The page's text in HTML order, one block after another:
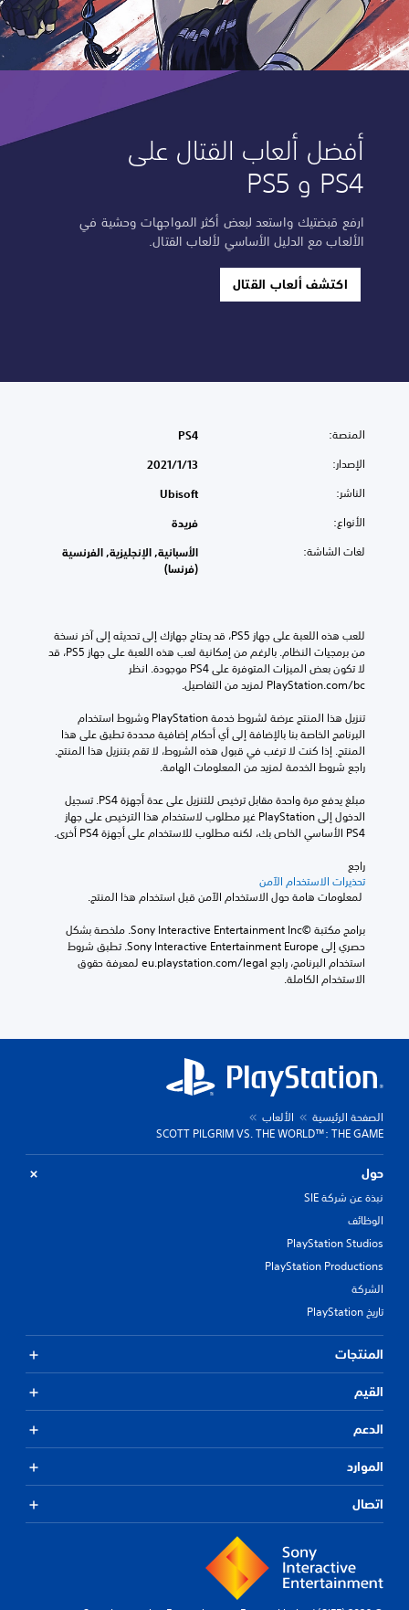
أفضل ألعاب القتال على
PS4 و PS5
ارفع قبضتيك واستعد لبعض أكثر المواجهات وحشية في
الألعاب مع الدليل الأساسي لألعاب القتال.
اكتشف ألعاب القتال
المنصة: PS4
الإصدار: 13‏/1‏/2021
الناشر: Ubisoft
الأنواع: فريدة
لغات الشاشة:
الأسبانية, الإنجليزية, الفرنسية
(فرنسا)
للعب هذه اللعبة على جهاز PS5، قد يحتاج جهازك إلى تحديثه إلى آخر نسخة
من برمجيات النظام. بالرغم من إمكانية لعب هذه اللعبة على جهاز PS5، قد
لا تكون بعض الميزات المتوفرة على PS4 موجودة. انظر
‎PlayStation.com/bc لمزيد من التفاصيل.
تنزيل هذا المنتج عرضة لشروط خدمة‫ PlayStation وشروط استخدام
البرنامج الخاصة بنا بالإضافة إلى أي أحكام إضافية محددة تطبق على هذا
المنتج. إذا كنت لا ترغب في قبول هذه الشروط، لا تقم بتنزيل هذا المنتج.
راجع شروط الخدمة لمزيد من المعلومات الهامة.
مبلغ يدفع مرة واحدة مقابل ترخيص للتنزيل على عدة أجهزة PS4. تسجيل
الدخول إلى PlayStation غير مطلوب لاستخدام هذا الترخيص على جهاز
PS4 الأساسي الخاص بك، لكنه مطلوب للاستخدام على أجهزة PS4 أخرى.
راجع
تحذيرات الاستخدام الآمن
برامج مكتبة ©Sony Interactive Entertainment Inc. ملخصة بشكل
حصري إلى Sony Interactive Entertainment Europe. تطبق شروط
استخدام البرنامج، راجع eu.playstation.com/legal لمعرفة حقوق
الاستخدام الكاملة.
الصفحة الرئيسية
الألعاب
SCOTT PILGRIM VS. THE WORLD™: THE GAME
حول
نبذة عن شركة SIE
الوظائف
PlayStation Studios
PlayStation Productions
الشركة
تاريخ PlayStation
المنتجات
القيم
الدعم
الموارد
اتصال